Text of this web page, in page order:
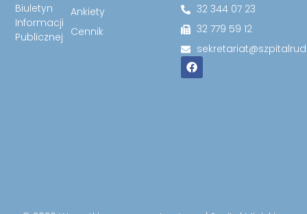
Ankiety
Cennik
Biuletyn
Informacji
Publicznej
32 344 07 23
32 779 59 12